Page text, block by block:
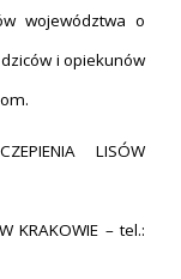
województwa o
i opiekunów
LISÓW
KRAKOWIE – tel.: